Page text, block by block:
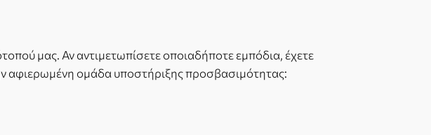
μας. Αν αντιμετωπίσετε οποιαδήποτε εμπόδια, έχετε
αφιερωμένη ομάδα υποστήριξης προσβασιμότητας: